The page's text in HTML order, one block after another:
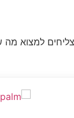
למצוא מה